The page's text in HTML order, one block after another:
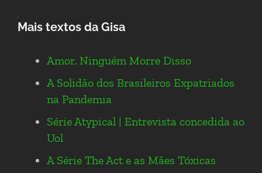
Mais textos da Gisa
Amor. Ninguém Morre Disso
A Solidão dos Brasileiros Expatriados
na Pandemia
Série Atypical | Entrevista concedida ao
Uol
A Série The Act e as Mães Tóxicas